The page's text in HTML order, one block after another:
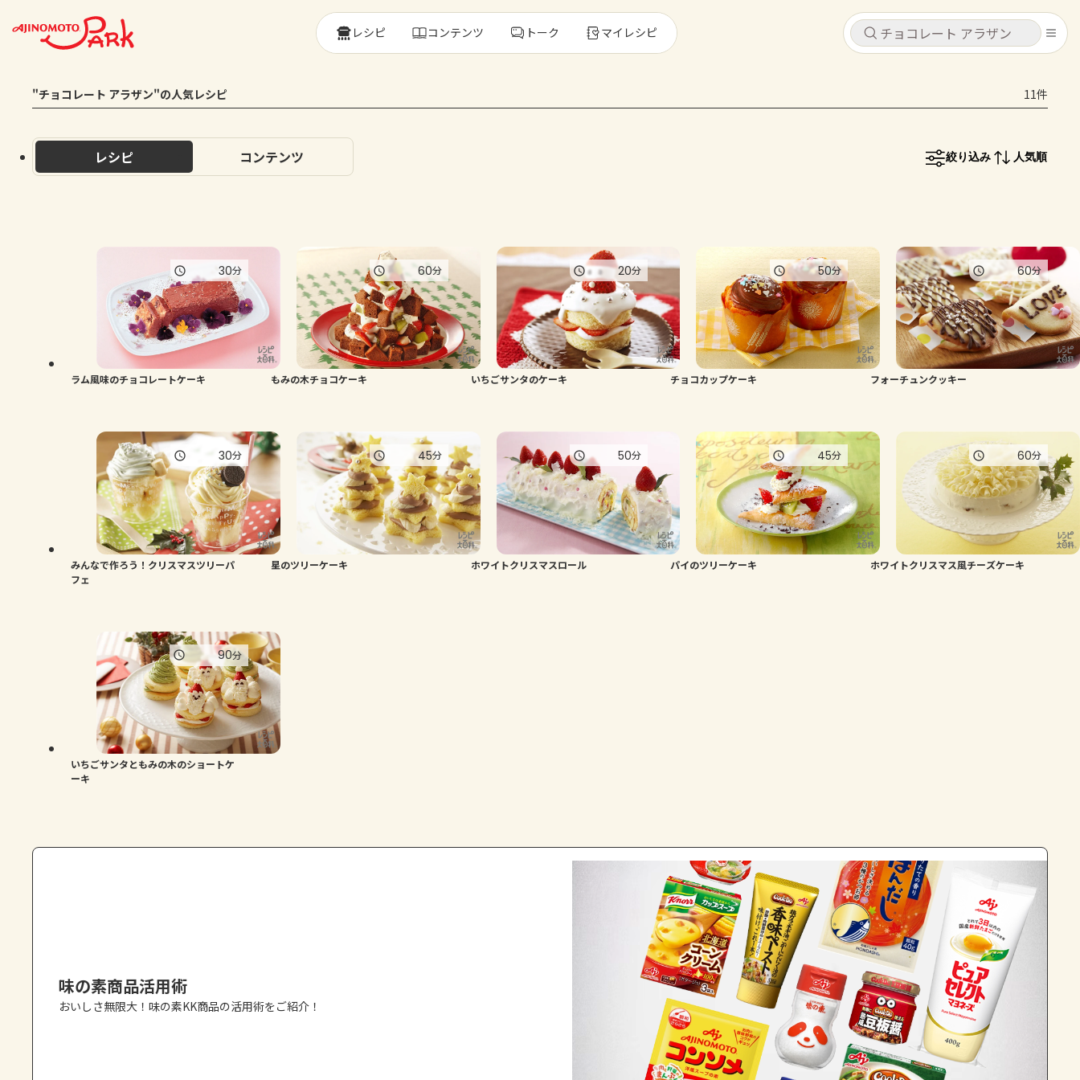
キャンセル
ログインするとレシピを保存できます
コンテンツ
レシピ
トーク
よくあるお問い合わせ
お買い物
AJINOMOTO PARK とは
キャンセル
レシピ コンテンツ
レシピ コンテンツ トーク マイレシピ
"チョコレート アラザン"の人気レシピ 11件
レシピ コンテンツ 絞り込み 人気順
ラム風味のチョコレートケーキ
30分
もみの木チョコケーキ
60分
いちごサンタのケーキ
20分
チョコカップケーキ
50分
フォーチュンクッキー
60分
みんなで作ろう！クリスマスツリーパ
フェ
30分
星のツリーケーキ
45分
ホワイトクリスマスロール
50分
パイのツリーケーキ
45分
ホワイトクリスマス風チーズケーキ
60分
いちごサンタともみの木のショートケ
ーキ
90分
味の素商品活用術
おいしさ無限大！味の素KK商品の活用術をご紹介！